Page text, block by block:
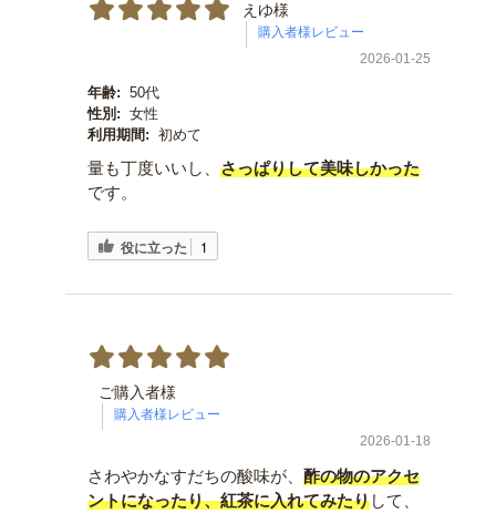
えゆ様
2026-01-25
年齢: 50代
性別: 女性
利用期間: 初めて
量も丁度いいし、 さっぱりして美味しかった
です。
役に立った 1
ご購入者様
2026-01-18
さわやかなすだちの酸味が、 酢の物のアクセ
ントになったり、紅茶に入れてみたりして、